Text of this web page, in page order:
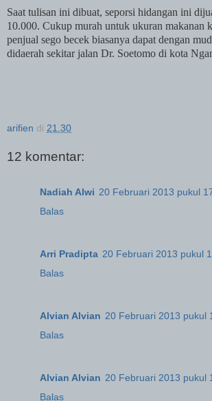
Saat tulisan ini dibuat, seporsi hidangan ini
10.000. Cukup murah untuk ukuran makanan
penjual sego becek biasanya dapat dengan
didaerah sekitar jalan Dr. Soetomo di kota
arifien di 21.30
12 komentar:
Nadiah Alwi 20 Februari 2013 pukul
Balas
Arri Pradipta 20 Februari 2013 pukul
Balas
Alvian Alvian 20 Februari 2013 pukul
Balas
Alvian Alvian 20 Februari 2013 pukul
Balas